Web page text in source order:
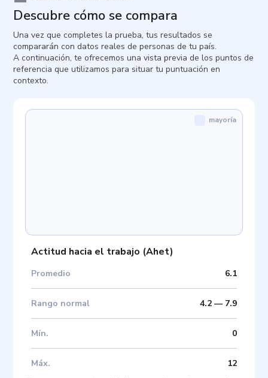
Descubre cómo se compara
Una vez que completes la prueba, tus resultados se
compararán con datos reales de personas de tu país.
A continuación, te ofrecemos una vista previa de los puntos de
referencia que utilizamos para situar tu puntuación en
contexto.
Actitud hacia el trabajo (Ahet)
Promedio 6.1
Rango normal 4.2— 7.9
Mín. 0
Máx. 12
mayoría